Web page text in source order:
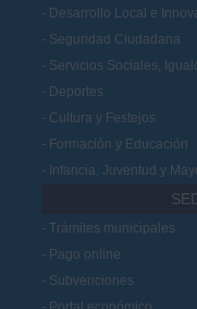
Desarrollo Local e
Seguridad Ciudadana
Servicios Sociales,
Deportes
Cultura y Festejos
Formación y Educación
Infancia, Juventud y
Trámites municipales
Pago online
Subvenciones